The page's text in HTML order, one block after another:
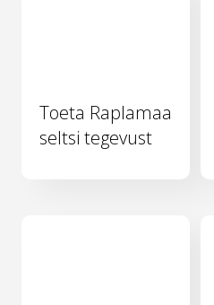
Toeta Raplamaa
seltsi tegevust